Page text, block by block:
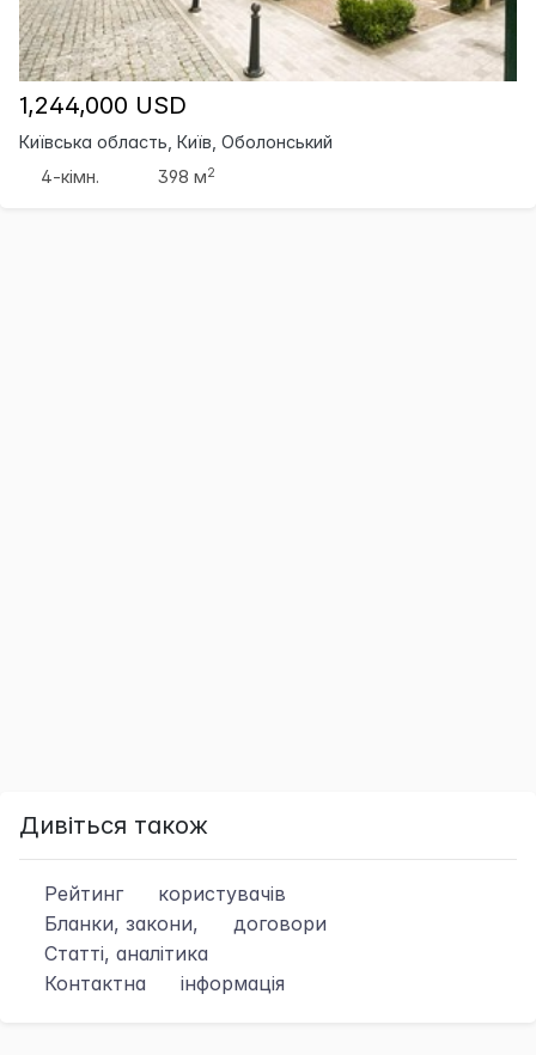
1,244,000 USD
Київська область, Київ, Оболонський
4-кімн.
398 м2
Дивіться також
Рейтинг
користувачів
Бланки, закони,
договори
Статті, аналітика
Контактна
інформація